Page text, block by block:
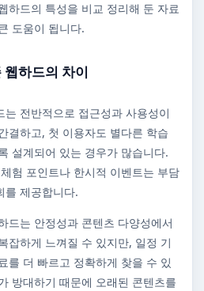
하드의 특성을 비교 정리해 둔 자료
도움이 됩니다.
하드의 차이
전반적으로 접근성과 사용성이
결하고, 첫 이용자도 별다른 학습
설계되어 있는 경우가 많습니다.
험 포인트나 한시적 이벤트는 부담
를 제공합니다.
드는 안정성과 콘텐츠 다양성에서
잡하게 느껴질 수 있지만, 일정 기
를 더 빠르고 정확하게 찾을 수 있
방대하기 때문에 오래된 콘텐츠를